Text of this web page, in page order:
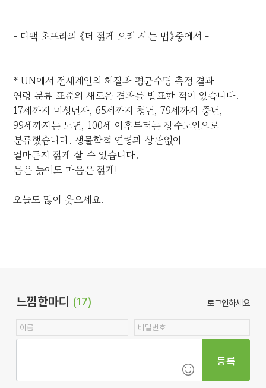
- 디팩 초프라의 《더 젊게 오래 사는 법》중에서 -
* UN에서 전세계인의 체질과 평균수명 측정 결과
연령 분류 표준의 새로운 결과를 발표한 적이 있습니다.
17세까지 미성년자, 65세까지 청년, 79세까지 중년,
99세까지는 노년, 100세 이후부터는 장수노인으로
분류했습니다. 생물학적 연령과 상관없이
얼마든지 젊게 살 수 있습니다.
몸은 늙어도 마음은 젊게!
오늘도 많이 웃으세요.
느낌한마디 (17) 로그인하세요
등록